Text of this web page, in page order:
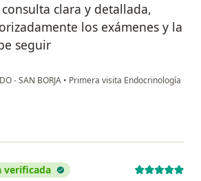
clara y detallada,
los exámenes y la
seguir
- SAN BORJA • Primera visita Endocrinología
Pierre
verificada